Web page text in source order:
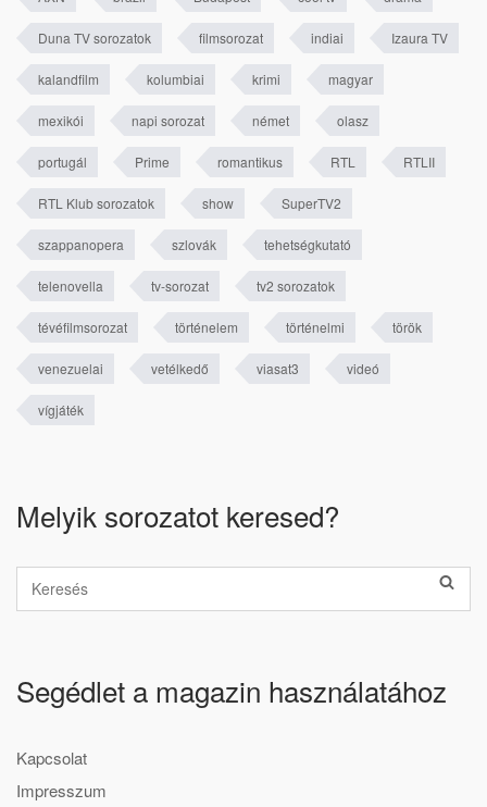
Duna TV sorozatok filmsorozat indiai Izaura TV
kalandfilm kolumbiai krimi magyar
mexikói napi sorozat német olasz
portugál Prime romantikus RTL RTLII
RTL Klub sorozatok show SuperTV2
szappanopera szlovák tehetségkutató
telenovella tv-sorozat tv2 sorozatok
tévéfilmsorozat történelem történelmi török
venezuelai vetélkedő viasat3 videó
vígjáték
Melyik sorozatot keresed?
Segédlet a magazin használatához
Kapcsolat
Impresszum